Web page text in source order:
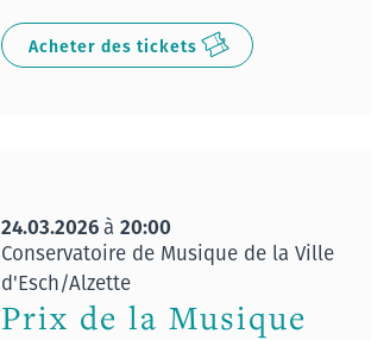
Acheter des tickets
24.03.2026à 20:00
Conservatoire de Musique de la Ville
d'Esch/Alzette
Prix de la Musique